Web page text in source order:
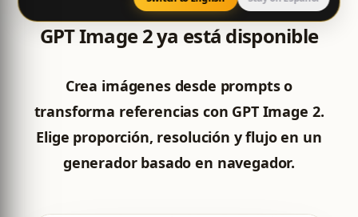
GPT Image 2 ya está disponible
Crea imágenes desde prompts o
transforma referencias con GPT Image 2.
Elige proporción, resolución y flujo en un
generador basado en navegador.